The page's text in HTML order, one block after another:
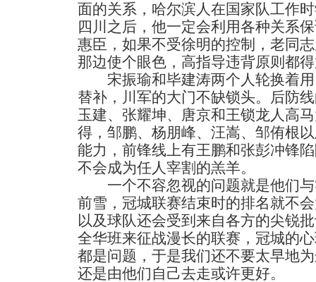
面的关系，哈尔滨人在国家队工作
四川之后，他一定会利用各种关系
惠臣，如果不受徐明的控制，老同
那边使个眼色，高指导违背原则都
宋振瑜和毕建涛两个人轮换着用
替补，川军的大门不缺锁头。后防
玉建、张耀坤、唐京和王锁龙人高
得，邹鹏、杨朋峰、汪嵩、邹侑根
能力，前锋线上有王鹏和张彭冲锋
不会成为任人宰割的羔羊。
一个不容忽视的问题就是他们与
前雪，冠城联赛结束时的排名就不
以及球队还会受到来自各方的尖锐
全华班来征战漫长的联赛，冠城的
都是问题，于是我们还不要太早地
还是由他们自己去走或许更好。